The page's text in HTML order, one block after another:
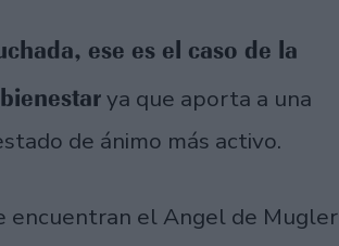
ese es el caso de la
ya que aporta a una
de ánimo más activo.
encuentran el Angel de Mugler